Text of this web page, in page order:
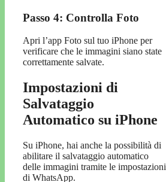
Passo 4: Controlla Foto
Apri l’app Foto sul tuo iPhone per
verificare che le immagini siano state
correttamente salvate.
Impostazioni di
Salvataggio
Automatico su iPhone
Su iPhone, hai anche la possibilità di
abilitare il salvataggio automatico
delle immagini tramite le impostazioni
di WhatsApp.